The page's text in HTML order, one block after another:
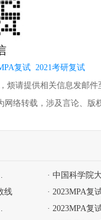
复试 2021考研复试
烦请提供相关信息发邮件
络转载，涉及言论、版
· 中国科学院
线
· 2023MPA复
· 2023MPA复